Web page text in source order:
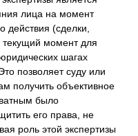
лица на момент
действия (сделки,
текущий момент для
шагах
позволяет суду или
получить объективное
было
его права, не
роль этой экспертизы